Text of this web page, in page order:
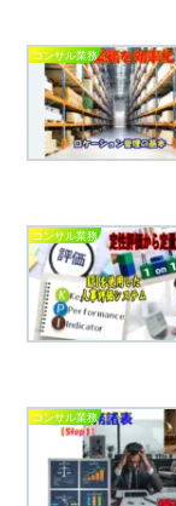
コンサル業務
コンサル業務
コンサル業務